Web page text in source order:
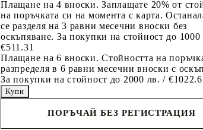
Плащане на 4 вноски. Заплащате 20% от
на поръчката си на момента с карта.
се разделя на 3 равни месечни вноски без
оскъпяване. За покупки на стойност до 1000
€511.31
Плащане на 6 вноски. Стойността на
разпределя в 6 равни месечни вноски с
За покупки на стойност до 2000 лв. /
ПОРЪЧАЙ БЕЗ РЕГИСТРАЦИЯ